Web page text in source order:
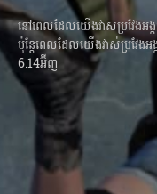
នៅពេលដែលយើងវាសប្រវែងអ
ប៉ុន្ដែពេលដែលយើងវាស់ប្រវែង
6.14អ៊ីញ